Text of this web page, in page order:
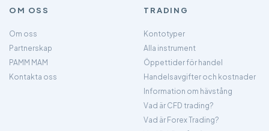
OM OSS
Om oss
Partnerskap
PAMM MAM
Kontakta oss
TRADING
Kontotyper
Alla instrument
Öppettider för handel
Handelsavgifter och kostnader
Information om hävstång
Vad är CFD trading?
Vad är Forex Trading?